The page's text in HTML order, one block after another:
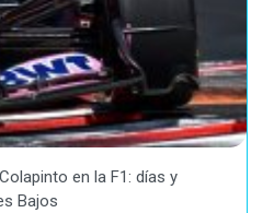
en la F1: días y
Bajos